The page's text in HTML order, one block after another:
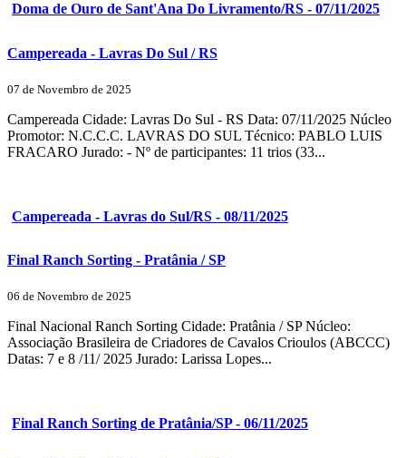
Doma de Ouro de Sant'Ana Do Livramento/RS - 07/11/2025
Campereada - Lavras Do Sul / RS
07 de Novembro de 2025
Campereada Cidade: Lavras Do Sul - RS Data: 07/11/2025 Núcleo
Promotor: N.C.C.C. LAVRAS DO SUL Técnico: PABLO LUIS
FRACARO Jurado: - Nº de participantes: 11 trios (33...
Campereada - Lavras do Sul/RS - 08/11/2025
Final Ranch Sorting - Pratânia / SP
06 de Novembro de 2025
Final Nacional Ranch Sorting Cidade: Pratânia / SP Núcleo:
Associação Brasileira de Criadores de Cavalos Crioulos (ABCCC)
Datas: 7 e 8 /11/ 2025 Jurado: Larissa Lopes...
Final Ranch Sorting de Pratânia/SP - 06/11/2025